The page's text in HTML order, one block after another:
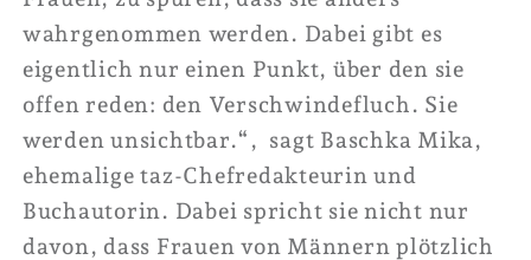
wahrgenommen werden. Dabei gibt es
eigentlich nur einen Punkt, über den sie
offen reden: den Verschwindefluch. Sie
werden unsichtbar.“, sagt Baschka Mika,
ehemalige taz-Chefredakteurin und
Buchautorin. Dabei spricht sie nicht nur
davon, dass Frauen von Männern plötzlich